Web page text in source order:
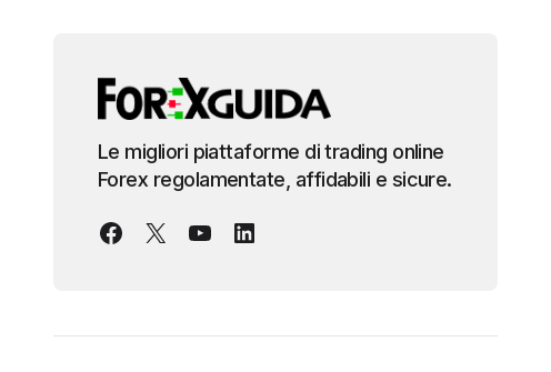
Le migliori piattaforme di trading online
Forex regolamentate, affidabili e sicure.